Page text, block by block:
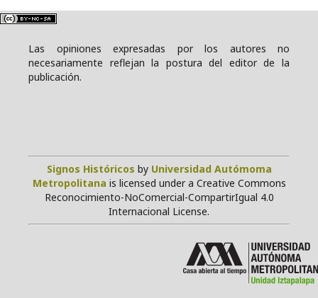
Las opiniones expresadas por los autores no
necesariamente reflejan la postura del editor de la
publicación.
Signos Históricos by Universidad Autómoma
Metropolitana is licensed under a Creative Commons
Reconocimiento-NoComercial-CompartirIgual 4.0
Internacional License.